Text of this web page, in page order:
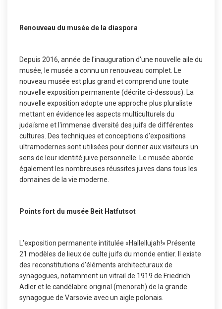
Renouveau du musée de la diaspora
Depuis 2016, année de l'inauguration d'une nouvelle aile du
musée, le musée a connu un renouveau complet. Le
nouveau musée est plus grand et comprend une toute
nouvelle exposition permanente (décrite ci-dessous). La
nouvelle exposition adopte une approche plus pluraliste
mettant en évidence les aspects multiculturels du
judaïsme et l'immense diversité des juifs de différentes
cultures. Des techniques et conceptions d'expositions
ultramodernes sont utilisées pour donner aux visiteurs un
sens de leur identité juive personnelle. Le musée aborde
également les nombreuses réussites juives dans tous les
domaines de la vie moderne.
Points fort du musée Beit Hatfutsot
L'exposition permanente intitulée «Hallellujah!» Présente
21 modèles de lieux de culte juifs du monde entier. Il existe
des reconstitutions d'éléments architecturaux de
synagogues, notamment un vitrail de 1919 de Friedrich
Adler et le candélabre original (menorah) de la grande
synagogue de Varsovie avec un aigle polonais.